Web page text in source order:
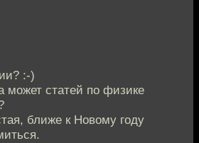
:-)
может статей по физике
ближе к Новому году